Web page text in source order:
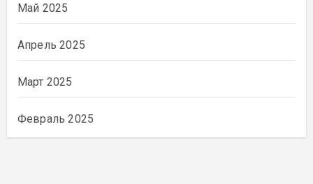
Май 2025
Апрель 2025
Март 2025
Февраль 2025